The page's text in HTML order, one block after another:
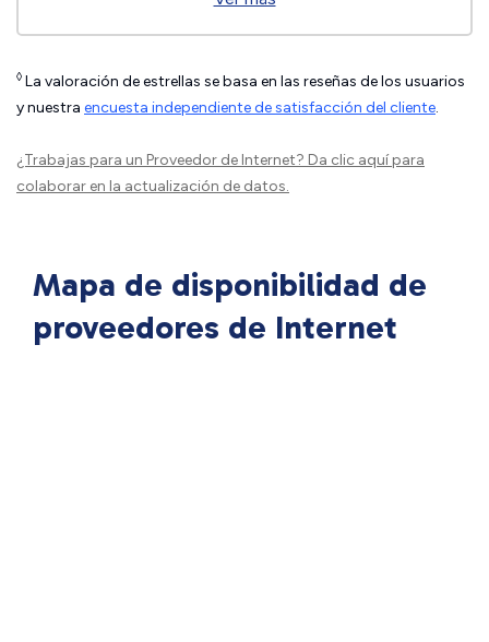
◊ La valoración de estrellas se basa en las reseñas de los usuarios
y nuestra encuesta independiente de satisfacción del cliente.
¿Trabajas para un Proveedor de Internet? Da clic aquípara
colaborar en la actualización de datos.
Mapa de disponibilidad de
proveedores de Internet